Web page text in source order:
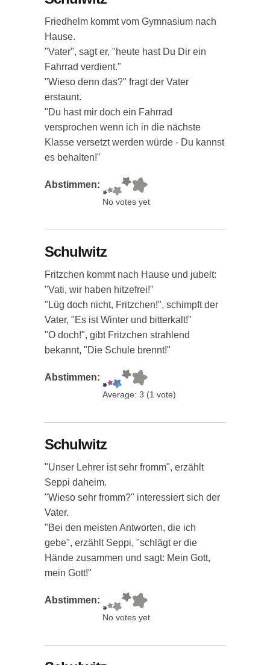
Friedhelm kommt vom Gymnasium nach
Hause.
"Vater", sagt er, "heute hast Du Dir ein
Fahrrad verdient."
"Wieso denn das?" fragt der Vater
erstaunt.
"Du hast mir doch ein Fahrrad
versprochen wenn ich in die nächste
Klasse versetzt werden würde - Du kannst
es behalten!"
Abstimmen:
No votes yet
Schulwitz
Fritzchen kommt nach Hause und jubelt:
"Vati, wir haben hitzefrei!"
"Lüg doch nicht, Fritzchen!", schimpft der
Vater, "Es ist Winter und bitterkalt!"
"O doch!", gibt Fritzchen strahlend
bekannt, "Die Schule brennt!"
Abstimmen:
Average: 3 (1 vote)
Schulwitz
"Unser Lehrer ist sehr fromm", erzählt
Seppi daheim.
"Wieso sehr fromm?" interessiert sich der
Vater.
"Bei den meisten Antworten, die ich
gebe", erzählt Seppi, "schlägt er die
Hände zusammen und sagt: Mein Gott,
mein Gott!"
Abstimmen:
No votes yet